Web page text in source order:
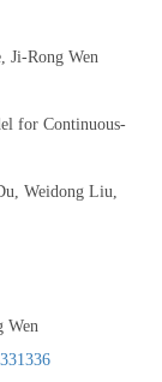
Ji-Rong Wen
for Continuous-
Weidong Liu,
Wen